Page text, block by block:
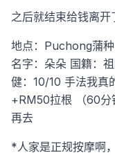
之后就结束给钱离开
地点：Puchong蒲种
名字：朵朵 国籍：
健：10/10 手法我真
+RM50拉根 （60分
再去
*人家是正规按摩啊